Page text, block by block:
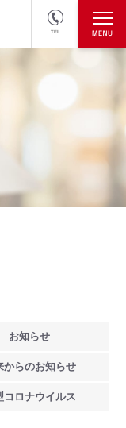
TEL
お知らせ
からのお知らせ
コロナウイルス